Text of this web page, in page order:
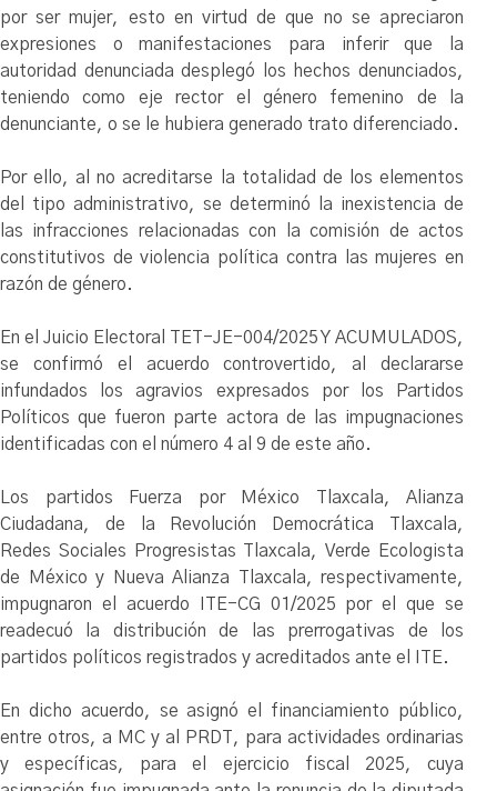
por ser mujer, esto en virtud de que no se apreciaron
expresiones o manifestaciones para inferir que la
autoridad denunciada desplegó los hechos denunciados,
teniendo como eje rector el género femenino de la
denunciante, o se le hubiera generado trato diferenciado.
Por ello, al no acreditarse la totalidad de los elementos
del tipo administrativo, se determinó la inexistencia de
las infracciones relacionadas con la comisión de actos
constitutivos de violencia política contra las mujeres en
razón de género.
En el Juicio Electoral TET-JE-004/2025 Y ACUMULADOS,
se confirmó el acuerdo controvertido, al declararse
infundados los agravios expresados por los Partidos
Políticos que fueron parte actora de las impugnaciones
identificadas con el número 4 al 9 de este año.
Los partidos Fuerza por México Tlaxcala, Alianza
Ciudadana, de la Revolución Democrática Tlaxcala,
Redes Sociales Progresistas Tlaxcala, Verde Ecologista
de México y Nueva Alianza Tlaxcala, respectivamente,
impugnaron el acuerdo ITE-CG 01/2025 por el que se
readecuó la distribución de las prerrogativas de los
partidos políticos registrados y acreditados ante el ITE.
En dicho acuerdo, se asignó el financiamiento público,
entre otros, a MC y al PRDT, para actividades ordinarias
y específicas, para el ejercicio fiscal 2025, cuya